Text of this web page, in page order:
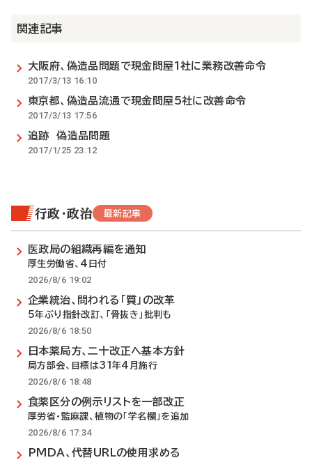
関連記事
大阪府、偽造品問題で現金問屋1社に業務改善命令
2017/3/13 16:10
東京都、偽造品流通で現金問屋5社に改善命令
2017/3/13 17:56
追跡 偽造品問題
2017/1/25 23:12
行政・政治 最新記事
医政局の組織再編を通知
厚生労働省、4日付
2026/8/6 19:02
企業統治、問われる「質」の改革
5年ぶり指針改訂、「骨抜き」批判も
2026/8/6 18:50
日本薬局方、二十改正へ基本方針
局方部会、目標は31年4月施行
2026/8/6 18:48
食薬区分の例示リストを一部改正
厚労省・監麻課、植物の「学名欄」を追加
2026/8/6 17:34
PMDA、代替URLの使用求める